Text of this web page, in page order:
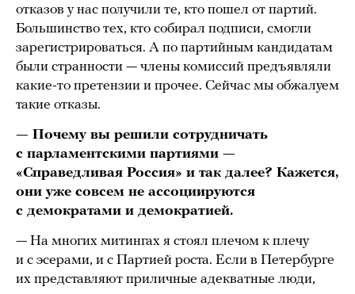
отказов у нас получили те, кто пошел от партий.
Большинство тех, кто собирал подписи, смогли
зарегистрироваться. А по партийным кандидатам
были странности — члены комиссий предъявляли
какие-то претензии и прочее. Сейчас мы обжалуем
такие отказы.
— Почему вы решили сотрудничать
с парламентскими партиями —
«Справедливая Россия» и так далее? Кажется,
они уже совсем не ассоциируются
с демократами и демократией.
— На многих митингах я стоял плечом к плечу
и с эсерами, и с Партией роста. Если в Петербурге
их представляют приличные адекватные люди,